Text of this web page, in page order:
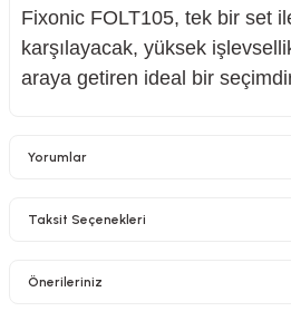
Fixonic FOLT105, tek bir set
karşılayacak, yüksek
araya getiren ideal bir
Yorumlar
Taksit Seçenekleri
Önerileriniz